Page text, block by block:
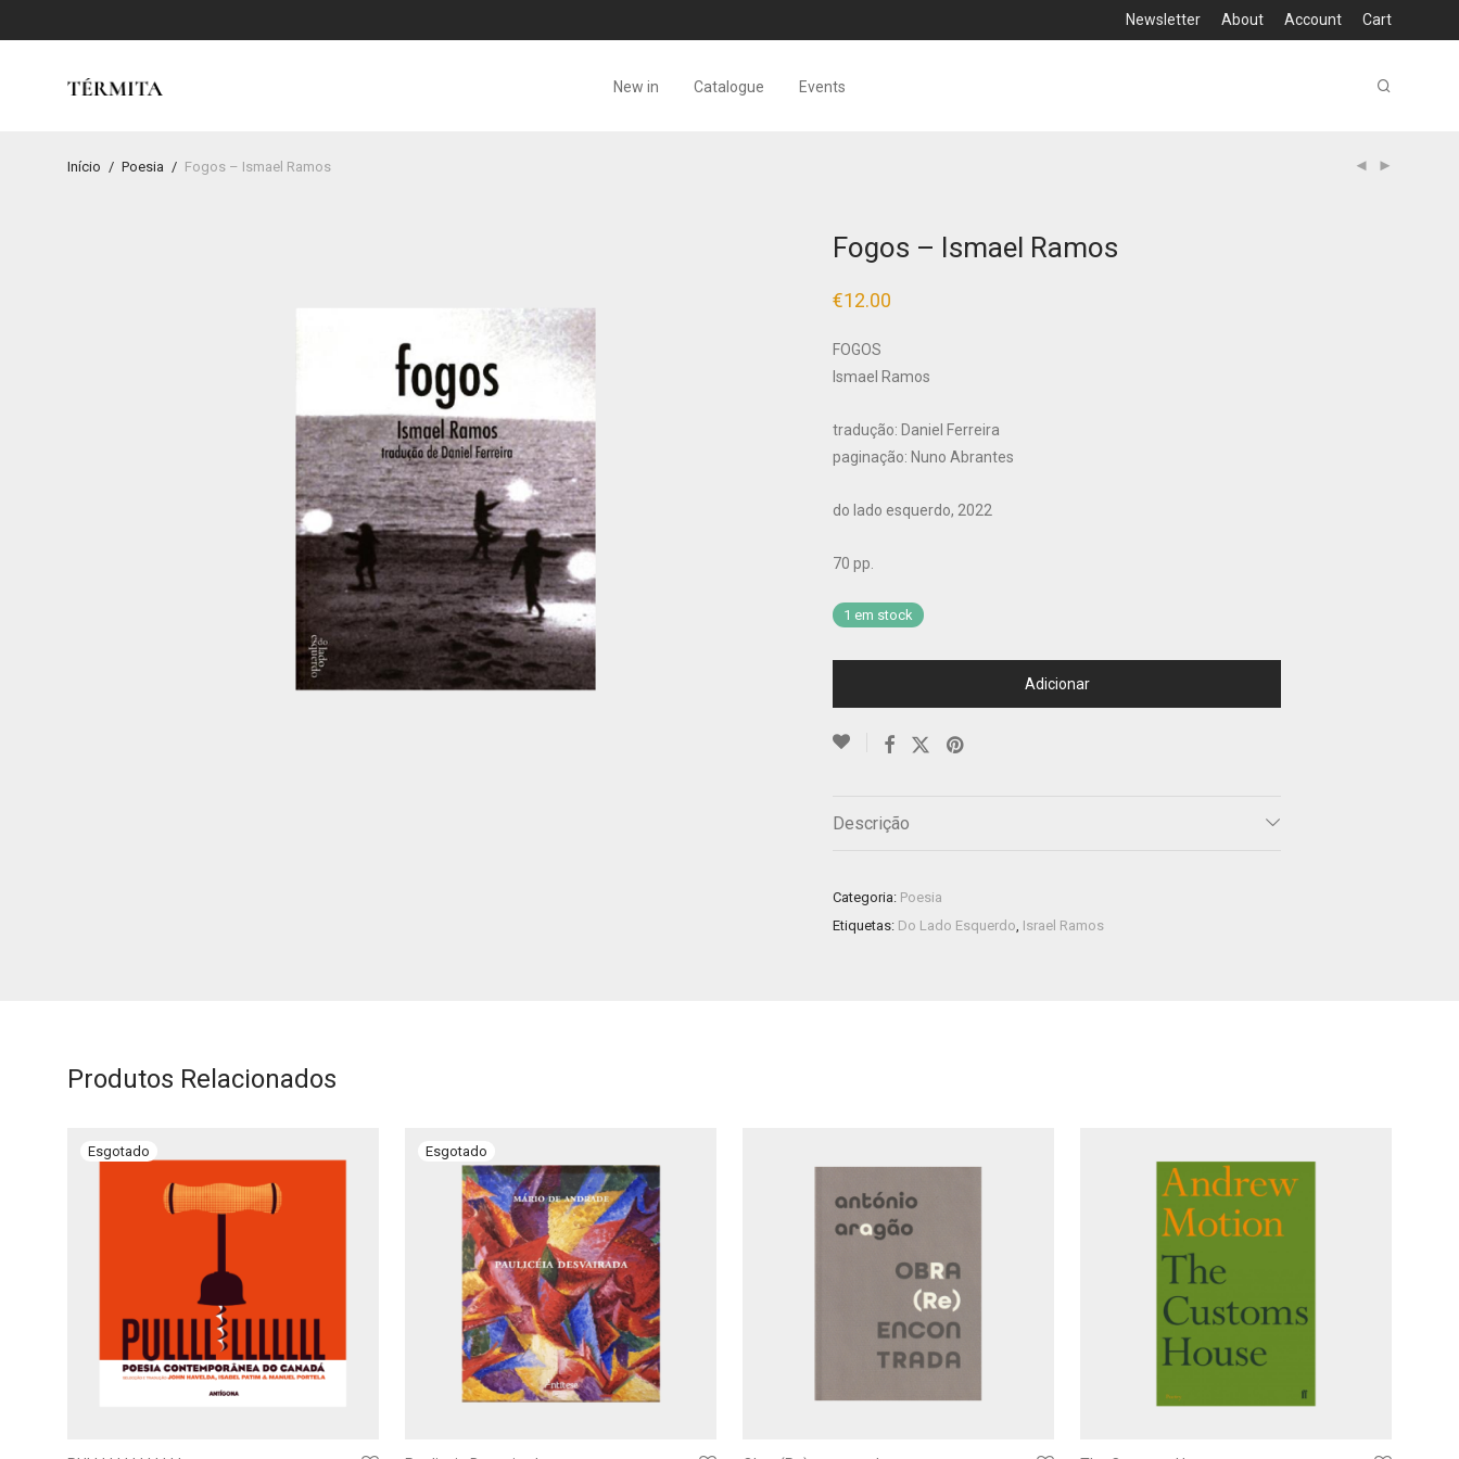
Newsletter About Account Cart
New in Catalogue Events
Início / Poesia / Fogos – Ismael Ramos
Fogos – Ismael Ramos
€12.00
FOGOS
Ismael Ramos
tradução: Daniel Ferreira
paginação: Nuno Abrantes
do lado esquerdo, 2022
70 pp.
1 em stock
Adicionar
Descrição
Categoria: Poesia
Etiquetas: Do Lado Esquerdo, Israel Ramos
Produtos Relacionados